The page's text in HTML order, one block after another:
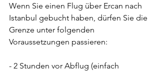
Wenn Sie einen Flug über Ercan nach
Istanbul gebucht haben, dürfen Sie die
Grenze unter folgenden
Voraussetzungen passieren:
- 2 Stunden vor Abflug (einfach